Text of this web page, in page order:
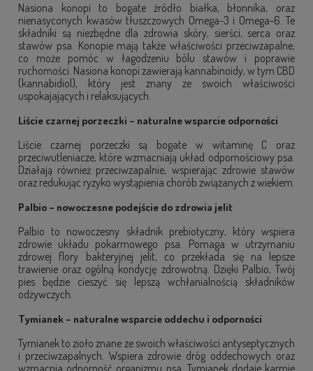
Nasiona konopi to bogate źródło białka, błonnika, oraz
nienasyconych kwasów tłuszczowych Omega-3 i Omega-6. Te
składniki są niezbędne dla zdrowia skóry, sierści, serca oraz
stawów psa. Konopie mają także właściwości przeciwzapalne,
co może pomóc w łagodzeniu bólu stawów i poprawie
ruchomości. Nasiona konopi zawierają kannabinoidy, w tym CBD
(kannabidiol), który jest znany ze swoich właściwości
uspokajających i relaksujących.
Liście czarnej porzeczki – naturalne wsparcie odporności
Liście czarnej porzeczki są bogate w witaminę C oraz
przeciwutleniacze, które wzmacniają układ odpornościowy psa.
Działają również przeciwzapalnie, wspierając zdrowie stawów
oraz redukując ryzyko wystąpienia chorób związanych z wiekiem.
Palbio – nowoczesne podejście do zdrowia jelit
Palbio to nowoczesny składnik prebiotyczny, który wspiera
zdrowie układu pokarmowego psa. Pomaga w utrzymaniu
zdrowej flory bakteryjnej jelit, co przekłada się na lepsze
trawienie oraz ogólną kondycję zdrowotną. Dzięki Palbio, Twój
pies będzie cieszyć się lepszą wchłanialnością składników
odżywczych.
Tymianek – naturalne wsparcie oddechu i odporności
Tymianek to zioło znane ze swoich właściwości antyseptycznych
i przeciwzapalnych. Wspiera zdrowie dróg oddechowych oraz
wzmacnia odporność organizmu psa. Tymianek dodaje karmie